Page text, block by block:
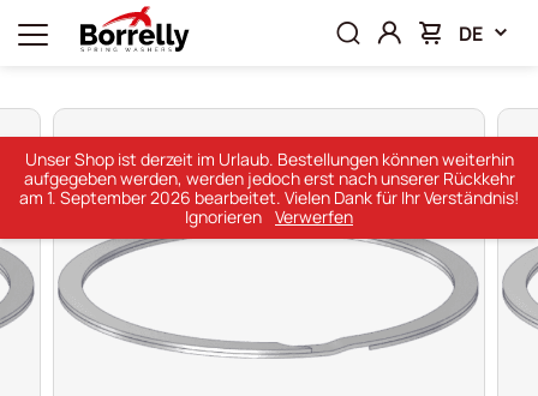
DE
Unser Shop ist derzeit im Urlaub. Bestellungen können weiterhin
aufgegeben werden, werden jedoch erst nach unserer Rückkehr
am 1. September 2026 bearbeitet. Vielen Dank für Ihr Verständnis!
Ignorieren Verwerfen